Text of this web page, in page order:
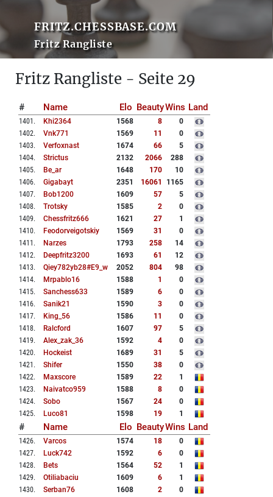
FRITZ.CHESSBASE.COM
Fritz Rangliste
Fritz Rangliste - Seite 29
# Name Elo BeautyWins Land
1401 . Khi2364 1568 8
0
1402. Vnk771 1569 11
0
1403. Verfoxnast 1674 66
5
1404. Strictus 2132 2066
288
1405. Be_ar 1648 170
10
1406. Gigabayt 2351 16061
1165
1407. Bob1200 1609 57
5
1408. Trotsky 1585 2
0
1409. Chessfritz666 1621 27
1
1410. Feodorveigotskiy 1569 31
0
1411 . Narzes 1793 258
14
1412. Deepfritz3200 1693 61
12
1413. Qiey782yb28#e9_w 2052 804
98
1414. Mrpablo16 1588 1
0
1415. Sanchess633 1589 6
0
1416. Sanik21 1590 3
0
1417. King_56 1586 11
0
1418. Ralcford 1607 97
5
1419. Alex_zak_36 1592 4
0
1420. Hockeist 1689 31
5
1421 . Shifer 1550 38
0
1422. Maxscore 1589 22
1
1423. Naivatco959 1588 8
0
1424. Sobo 1567 24
0
1425. Luco81 1598 19 1
# Name Elo BeautyWins Land
1426. Varcos 1574 18
0
1427. Luck742 1592 6
0
1428. Bets 1564 52
1
1429. Otiliabaciu 1609 6
1
1430. Serban76 1608 2
0